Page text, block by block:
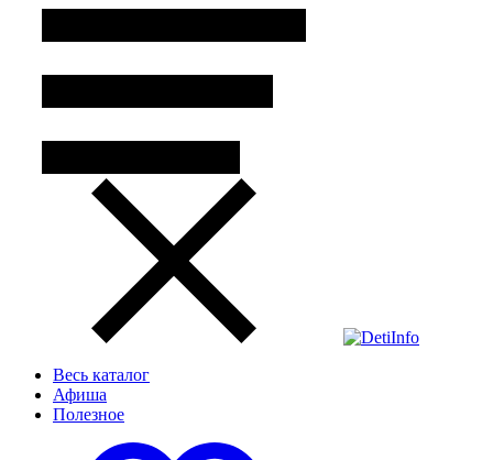
Весь каталог
Афиша
Полезное